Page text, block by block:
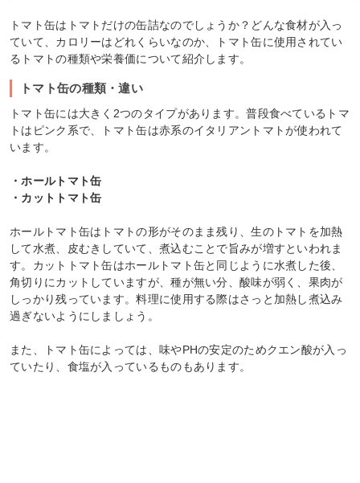
トマト缶はトマトだけの缶詰なのでしょうか？どんな食材が入っ
ていて、カロリーはどれくらいなのか、トマト缶に使用されてい
るトマトの種類や栄養価について紹介します。
トマト缶の種類・違い
トマト缶には大きく2つのタイプがあります。普段食べているトマ
トはピンク系で、トマト缶は赤系のイタリアントマトが使われて
います。
・ホールトマト缶
・カットトマト缶
ホールトマト缶はトマトの形がそのまま残り、生のトマトを加熱
して水煮、皮むきしていて、煮込むことで旨みが増すといわれま
す。カットトマト缶はホールトマト缶と同じように水煮した後、
角切りにカットしていますが、種が無い分、酸味が弱く、果肉が
しっかり残っています。料理に使用する際はさっと加熱し煮込み
過ぎないようにしましょう。
また、トマト缶によっては、味やPHの安定のためクエン酸が入っ
ていたり、食塩が入っているものもあります。